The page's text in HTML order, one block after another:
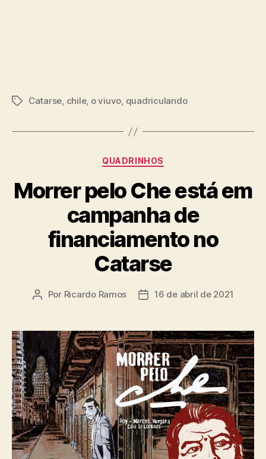
TagsCatarse, chile, o viuvo, quadriculando
Categorias
QUADRINHOS
Morrer pelo Che está em
campanha de
financiamento no
Catarse
Autor
Por Ricardo Ramos
Data16 de abril de 2021